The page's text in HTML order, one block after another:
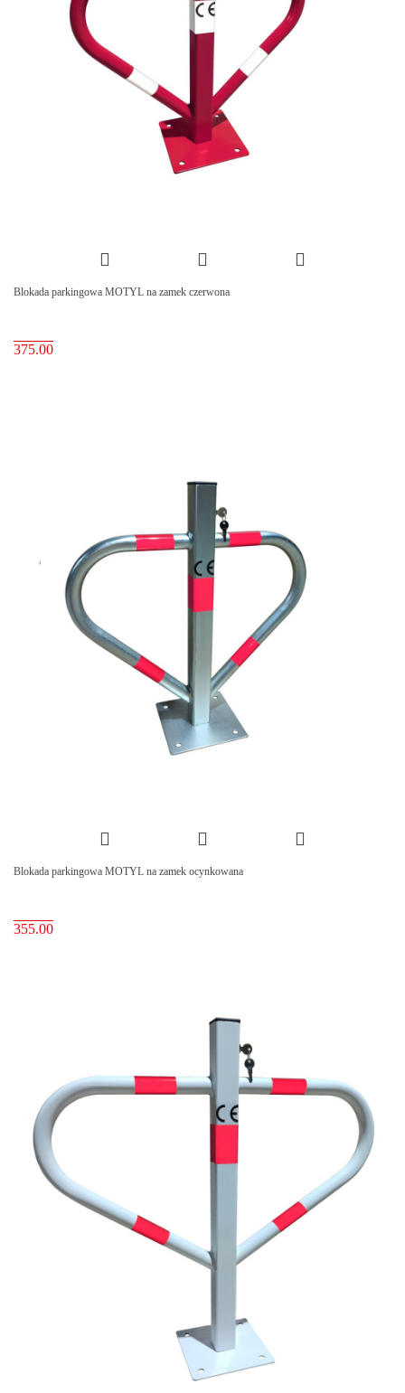
Blokada parkingowa MOTYL na zamek czerwona
375.00
Blokada parkingowa MOTYL na zamek ocynkowana
355.00